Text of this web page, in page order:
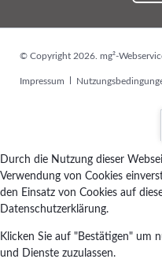
© Copyright 2026. mg²-
Navigation
Impressum
Durch die Nutzung dieser
Verwendung von Cookies
den Einsatz von Cookies auf
Datenschutzerklärung.
Klicken Sie auf "Bestätigen" um
und Dienste zuzulassen.